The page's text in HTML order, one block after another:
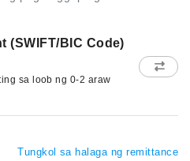
(SWIFT/BIC Code)
sa loob ng 0-2 araw
Tungkol sa halaga ng remittance